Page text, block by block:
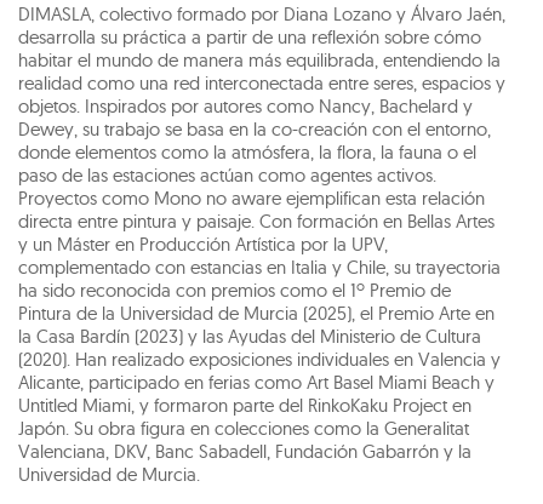
DIMASLA, colectivo formado por Diana Lozano y Álvaro Jaén,
desarrolla su práctica a partir de una reflexión sobre cómo
habitar el mundo de manera más equilibrada, entendiendo la
realidad como una red interconectada entre seres, espacios y
objetos. Inspirados por autores como Nancy, Bachelard y
Dewey, su trabajo se basa en la co-creación con el entorno,
donde elementos como la atmósfera, la flora, la fauna o el
paso de las estaciones actúan como agentes activos.
Proyectos como Mono no aware ejemplifican esta relación
directa entre pintura y paisaje. Con formación en Bellas Artes
y un Máster en Producción Artística por la UPV,
complementado con estancias en Italia y Chile, su trayectoria
ha sido reconocida con premios como el 1º Premio de
Pintura de la Universidad de Murcia (2025), el Premio Arte en
la Casa Bardín (2023) y las Ayudas del Ministerio de Cultura
(2020). Han realizado exposiciones individuales en Valencia y
Alicante, participado en ferias como Art Basel Miami Beach y
Untitled Miami, y formaron parte del RinkoKaku Project en
Japón. Su obra figura en colecciones como la Generalitat
Valenciana, DKV, Banc Sabadell, Fundación Gabarrón y la
Universidad de Murcia.